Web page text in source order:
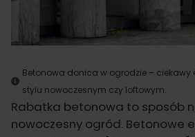
Betonowa donica w ogrodzie – ciekawy
stylu nowoczesnym czy loftowym.
Rabatka betonowa to sposób
nowoczesny ogród. Betonowe